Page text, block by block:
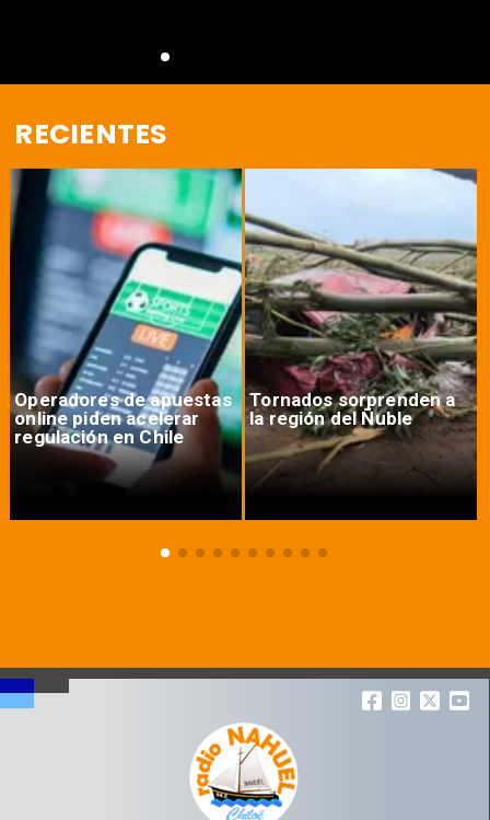
RECIENTES
Operadores de apuestas
online piden acelerar
regulación en Chile
Tornados sorprenden a
la región del Ñuble